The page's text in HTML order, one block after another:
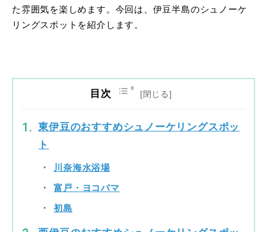
た雰囲気を楽しめます。今回は、伊豆半島のシュノーケ
リングスポットを紹介します。
目次
東伊豆のおすすめシュノーケリングスポッ
ト
川奈海水浴場
富戸・ヨコバマ
初島